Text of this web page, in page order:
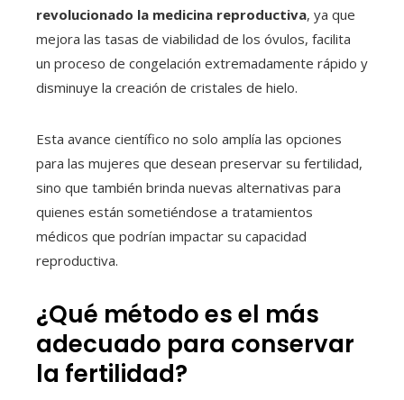
revolucionado la medicina reproductiva, ya que
mejora las tasas de viabilidad de los óvulos, facilita
un proceso de congelación extremadamente rápido y
disminuye la creación de cristales de hielo.
Esta avance científico no solo amplía las opciones
para las mujeres que desean preservar su fertilidad,
sino que también brinda nuevas alternativas para
quienes están sometiéndose a tratamientos
médicos que podrían impactar su capacidad
reproductiva.
¿Qué método es el más
adecuado para conservar
la fertilidad?